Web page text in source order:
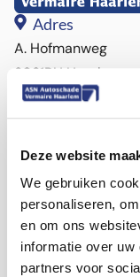
Deze website
We gebruiken
personaliseren,
en om ons
informatie over
partners voor
Adres
A. Hofmanweg
2031BH Haarlem
Bekijk route >
Openingstijden
Zaterdag: 9:00 –
E-mail
Telefoon
+31 (0)23 53 275 91